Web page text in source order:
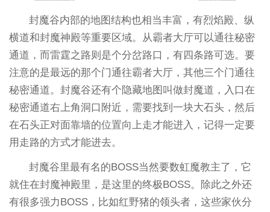
封魔谷内部的地图结构也相当丰富，有烈焰殿、纵
横道和封魔神殿等重要区域。从霸者大厅可以通往秘密
通道，而雷霆之路则是个分岔路口，有四条路可选。要
注意的是最远的那个门通往霸者大厅，其他三个门通往
秘密通道。封魔谷还有个隐藏地图叫做封魔道，入口在
秘密通道右上角洞口附近，需要找到一块大石头，然后
在石头正对面靠墙的位置向上走才能进入，记得一定要
用走路的方式才能进去。
封魔谷里最有名的BOSS当然要数虹魔教主了，它
就住在封魔神殿里，是这里的终极BOSS。除此之外还
有很多强力BOSS，比如红野猪的领头者，这些家伙分